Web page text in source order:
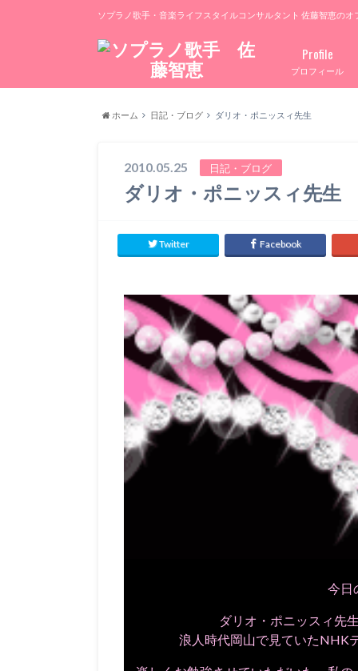
ソプラノ歌手・音楽ライフスタイルコンサルタント 佐藤智恵のオ
プロフィール
Profile
ホーム 日記・ブログ ダリオ・ポニッスィ先生
2010.05.25 日記・ブログ
ダリオ・ポニッスィ先生
Twitter Facebook
今日
ダリオ・ポニッスィ先
浪人時代岡山で見ていたNHK